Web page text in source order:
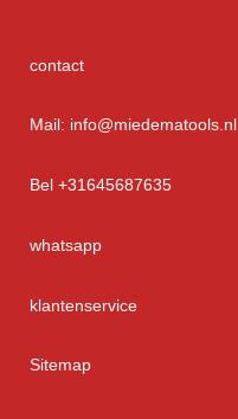
contact
Mail: info@miedematools.nl
Bel +31645687635
whatsapp
klantenservice
Sitemap